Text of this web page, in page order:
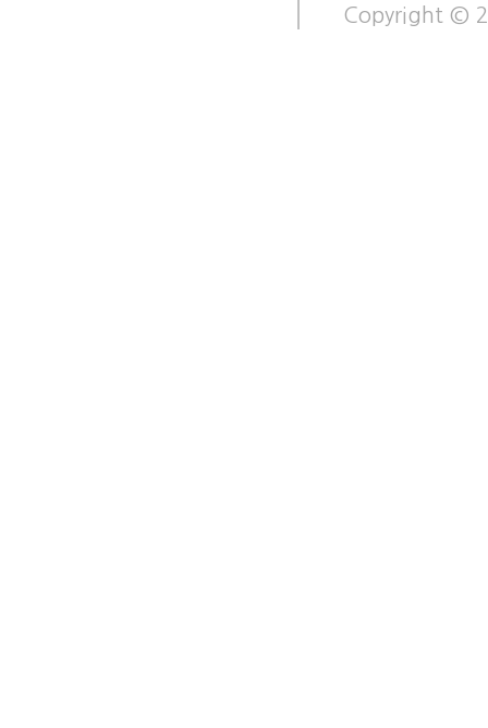
Copyright ©